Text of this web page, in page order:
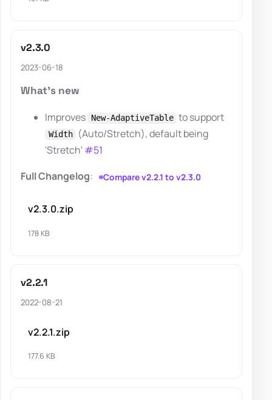
v2.3.0
2023-06-18
What's new
Improves
New-AdaptiveTable to support
Width
(Auto/Stretch), default being
'Stretch' #51
Full Changelog: Compare v2.2.1 to v2.3.0
v2.3.0.zip
178 KB
v2.2.1
2022-08-21
v2.2.1.zip
177.6 KB